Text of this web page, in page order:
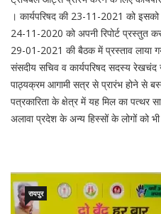
। कार्यपरिषद की 23-11-2021 को इसको
24-11-2020 को अपनी रिपोर्ट प्रस्तुत
29-01-2021 की बैठक में प्रस्ताव लाया
संसदीय सचिव व कार्यपरिषद सदस्य रेखचंद
पाठ्यक्रम आगामी सत्र से प्रारंभ होने से
पत्रकारिता के क्षेत्र में यह मिल का पत्थर
अलावा प्रदेश के अन्य हिस्सों के लोगों को भी
रायपुर